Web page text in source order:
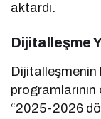
aktardı.
Dijitalleşme
Dijitalleşmenin
“2025-2026